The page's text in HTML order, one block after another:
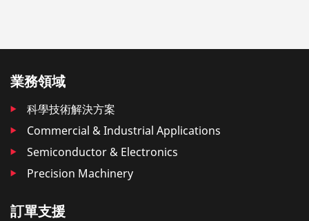
業務領域
科學技術解決方案
Commercial & Industrial Applications
Semiconductor & Electronics
Precision Machinery
訂單支援